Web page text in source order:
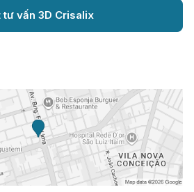
tư vấn 3D Crisalix